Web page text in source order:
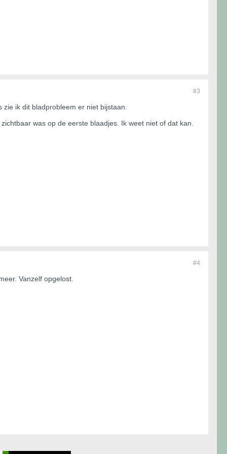
#3
ik dit bladprobleem er niet bijstaan.
was op de eerste blaadjes. Ik weet niet of dat kan.
#4
Vanzelf opgelost.